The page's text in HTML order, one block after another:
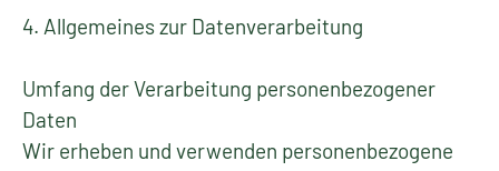
4. Allgemeines zur Datenverarbeitung
Umfang der Verarbeitung personenbezogener
Daten
Wir erheben und verwenden personenbezogene